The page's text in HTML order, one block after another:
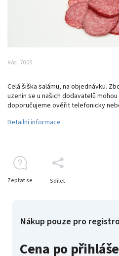
Kód: 7005
Cena po
Nákup pouze pro
Celá šiška salámu, na objednávku.
uzenin se u našich dodavatelů
doporučujeme ověřit telefonicky
Detailní informace
Zeptat se Sdílet